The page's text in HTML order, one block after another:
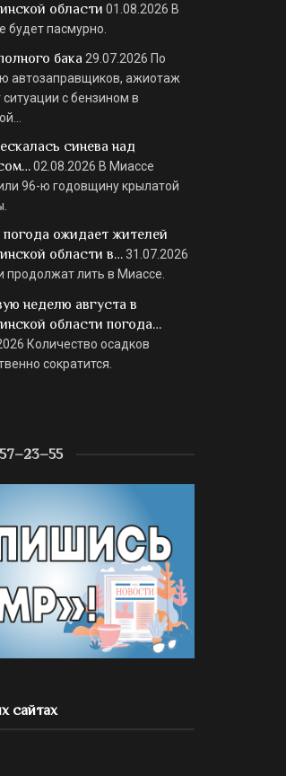
области 01.08.2026 В
будет пасмурно.
бака 29.07.2026 По
автозаправщиков, ажиотаж
ситуации с бензином в
синева над
02.08.2026 В Миассе
96-ю годовщину крылатой
погода ожидает жителей
области в…31.07.2026
лить в Миассе.
неделю августа в
области погода…
Количество осадков
сократится.
сайтах